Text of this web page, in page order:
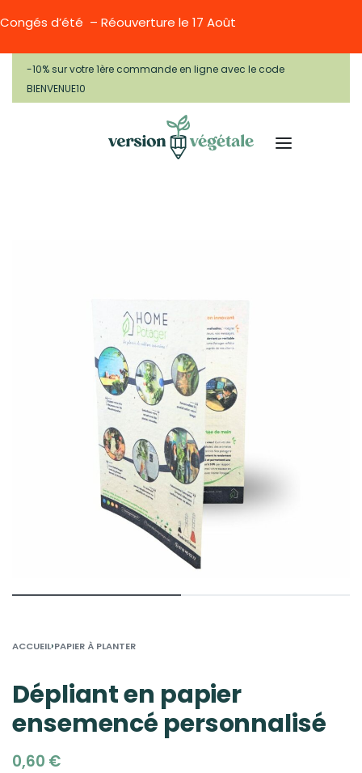
Congés d’été – Réouverture le 17 Août
-10% sur votre 1ère commande en ligne avec le code
BIENVENUE10
ACCUEIL›PAPIER À PLANTER
Dépliant en papier
ensemencé personnalisé
0,60 €